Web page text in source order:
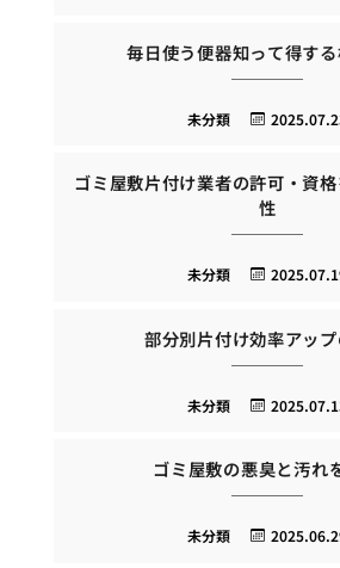
毎日使う便器知って得す
未分類
ゴミ屋敷片付け業者の許可・資
性
未分類
部分別片付け効率アッ
未分類
ゴミ屋敷の悪臭と汚れ
未分類